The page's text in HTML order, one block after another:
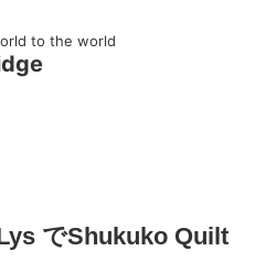
to the world
でShukuko Quilt